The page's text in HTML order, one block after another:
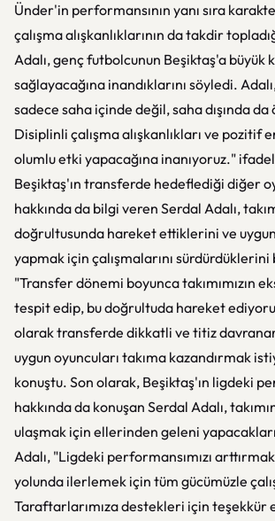
Ünder'in performansının yanı sıra
çalışma alışkanlıklarının da takdir
Adalı, genç futbolcunun Beşiktaş'a büyük
sağlayacağına inandıklarını söyledi.
sadece saha içinde değil, saha dışında
Disiplinli çalışma alışkanlıkları ve pozitif
olumlu etki yapacağına inanıyoruz."
Beşiktaş'ın transferde hedeflediği diğer
hakkında da bilgi veren Serdal Adalı,
doğrultusunda hareket ettiklerini ve
yapmak için çalışmalarını
"Transfer dönemi boyunca takımımızın
tespit edip, bu doğrultuda hareket
olarak transferde dikkatli ve titiz
uygun oyuncuları takıma kazandırmak
konuştu. Son olarak, Beşiktaş'ın ligdeki
hakkında da konuşan Serdal Adalı,
ulaşmak için ellerinden geleni
Adalı, "Ligdeki performansımızı
yolunda ilerlemek için tüm gücümüzle
Taraftarlarımıza destekleri için teşekkür